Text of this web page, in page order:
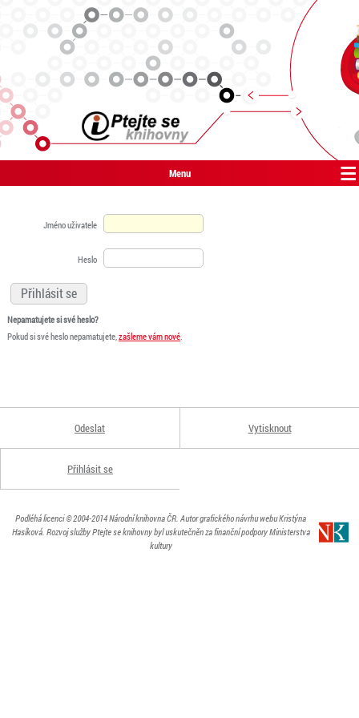
Menu
Jméno uživatele
Heslo
Nepamatujete si své heslo?
Pokud si své heslo nepamatujete,zašleme vám nové.
Odeslat Vytisknout
Přihlásit se
Podléhá licenci© 2004-2014Národní knihovna ČR. Autor grafického návrhu webu Kristýna
Hasíková. Rozvoj služby Ptejte se knihovny byl uskutečněn za finanční podpory Ministerstva
kultury